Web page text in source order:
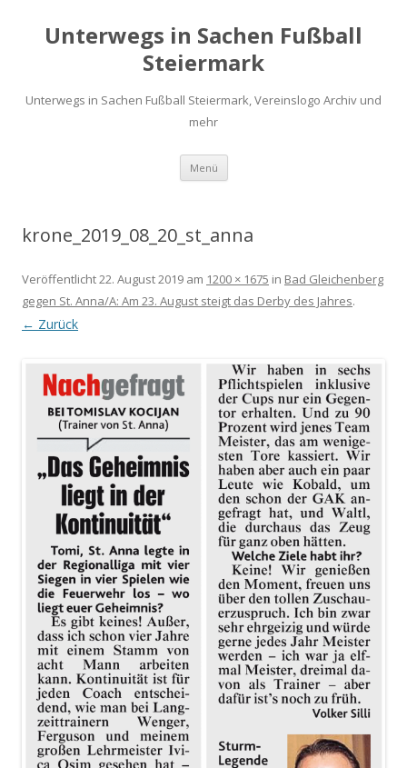
Unterwegs in Sachen Fußball
Steiermark
Unterwegs in Sachen Fußball Steiermark, Vereinslogo Archiv und
mehr
Menü Zum
springen
krone_2019_08_20_st_anna
Veröffentlicht22. August 2019 am 1200 × 1675 in Bad Gleichenberg
gegen St. Anna/A: Am 23. August steigt das Derby des Jahres.
← Zurück